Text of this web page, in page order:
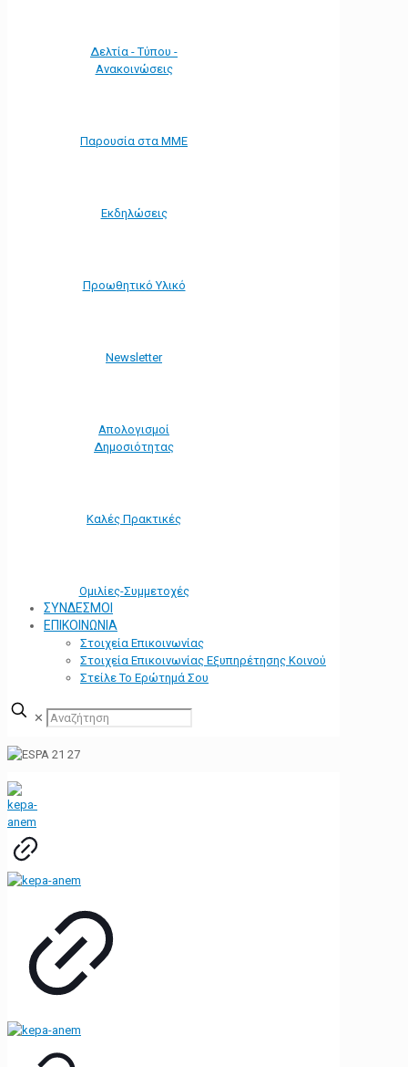
Δελτία - Τύπου -
Ανακοινώσεις
Παρουσία στα ΜΜΕ
Εκδηλώσεις
Προωθητικό Υλικό
Νewsletter
Απολογισμοί
Δημοσιότητας
Καλές Πρακτικές
Ομιλίες-Συμμετοχές
ΣΥΝΔΕΣΜΟΙ
ΕΠΙΚΟΙΝΩΝΙΑ
Στοιχεία Επικοινωνίας
Στοιχεία Επικοινωνίας Εξυπηρέτησης Κοινού
Στείλε Το Ερώτημά Σου
✕